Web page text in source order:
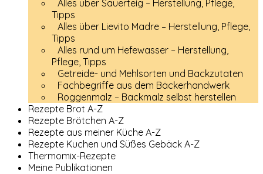
Alles über Sauerteig – Herstellung, Pflege,
Tipps
Alles über Lievito Madre – Herstellung, Pflege,
Tipps
Alles rund um Hefewasser – Herstellung,
Pflege, Tipps
Getreide- und Mehlsorten und Backzutaten
Fachbegriffe aus dem Bäckerhandwerk
Roggenmalz – Backmalz selbst herstellen
Rezepte Brot A-Z
Rezepte Brötchen A-Z
Rezepte aus meiner Küche A-Z
Rezepte Kuchen und Süßes Gebäck A-Z
Thermomix-Rezepte
Meine Publikationen